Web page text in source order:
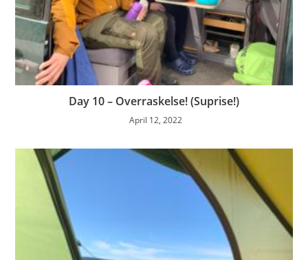
Day 10 – Overraskelse! (Suprise!)
April 12, 2022